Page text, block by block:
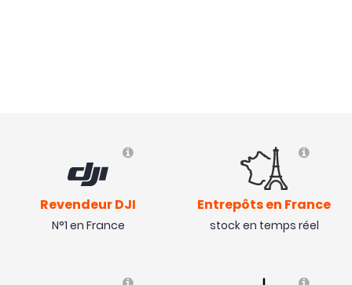
Revendeur DJI
N°1 en France
Entrepôts en France
stock en temps réel